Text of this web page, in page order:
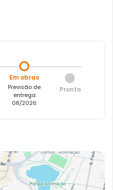
Em obras
Previsão de
entrega
08/2026
Pronto